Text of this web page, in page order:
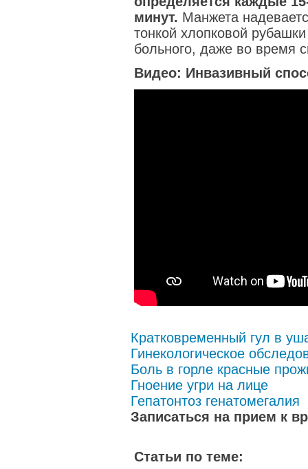
минут. Манжета
тонкой хлопковой
больного, даже во время
Видео: Инвазивный
Кратковременный гул в
Гинекологическое
Боль в горле красные
Гноение угри на лице
Гепатонтоз генатомегалия
Записаться на прием к
Статьи по теме: